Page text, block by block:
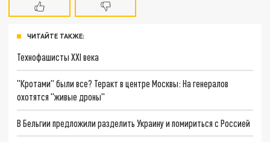
ЧИТАЙТЕ ТАКЖЕ:
Технофашисты XXI века
"Кротами" были все? Теракт в центре Москвы: На генералов
охотятся "живые дроны"
В Бельгии предложили разделить Украину и помириться с Россией